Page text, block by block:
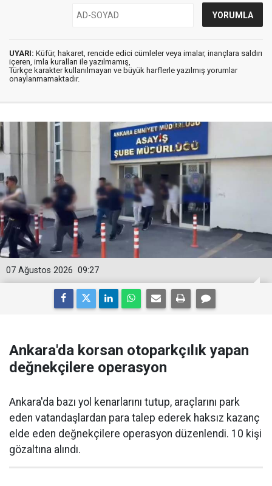
UYARI: Küfür, hakaret, rencide edici cümleler veya imalar, inançlara saldırı
içeren, imla kuralları ile yazılmamış,
Türkçe karakter kullanılmayan ve büyük harflerle yazılmış yorumlar
onaylanmamaktadır.
09:27
07 Ağustos 2026
Ankara'da korsan otoparkçılık yapan
değnekçilere operasyon
Ankara'da bazı yol kenarlarını tutup, araçlarını park
eden vatandaşlardan para talep ederek haksız kazanç
elde eden değnekçilere operasyon düzenlendi. 10 kişi
gözaltına alındı.